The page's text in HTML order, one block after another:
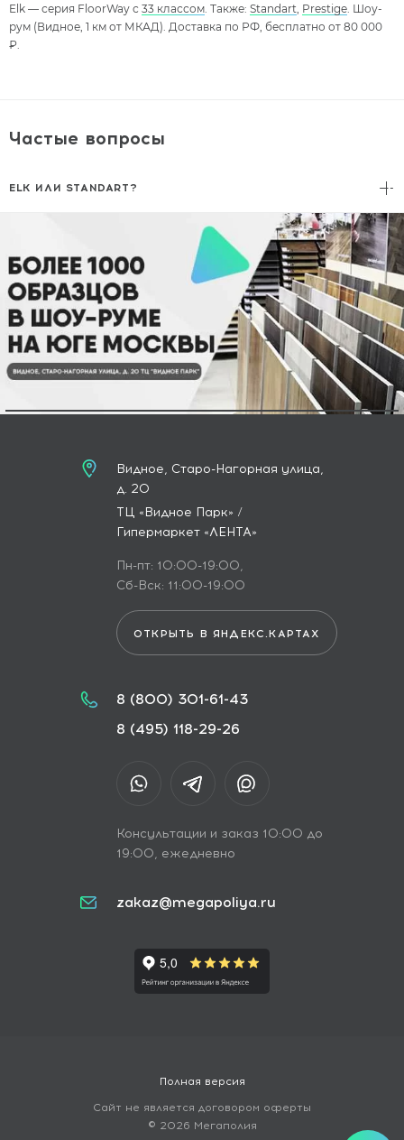
Elk — серия FloorWay с 33 классом . Также: Standart Prestige . Шоу-
рум (Видное, 1 км от МКАД). Доставка по РФ, бесплатно от 80 000
₽.
Частые вопросы
ELK ИЛИ STANDART?
Видное, Старо-Нагорная улица,
д. 20
ТЦ «Видное Парк» /
Гипермаркет «ЛЕНТА»
Пн-пт: 10:00-19:00,
Сб-Вск: 11:00-19:00
ОТКРЫТЬ В ЯНДЕКС.КАРТАХ
8 (800) 301-61-43
8 (495) 118-29-26
Консультации и заказ 10:00 до
19:00, ежедневно
zakaz@megapoliya.ru
Полная версия
Сайт не является договором оферты
© 2026 Мегаполия